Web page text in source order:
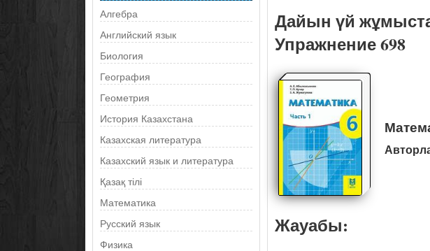
Алгебра
Английский язык
Биология
География
Геометрия
История Казахстана
Казахская литература
Казахский язык и литература
Қазақ тілі
Математика
Русский язык
Физика
Дайын үй
Упражнение 698
Жауабы: